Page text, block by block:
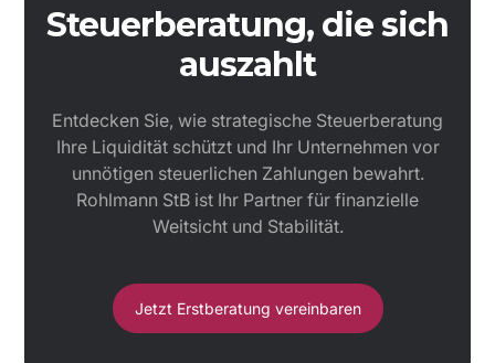
Steuerberatung, die sich
auszahlt
Entdecken Sie, wie strategische Steuerberatung
Ihre Liquidität schützt und Ihr Unternehmen vor
unnötigen steuerlichen Zahlungen bewahrt.
Rohlmann StB ist Ihr Partner für finanzielle
Weitsicht und Stabilität.
Jetzt Erstberatung vereinbaren